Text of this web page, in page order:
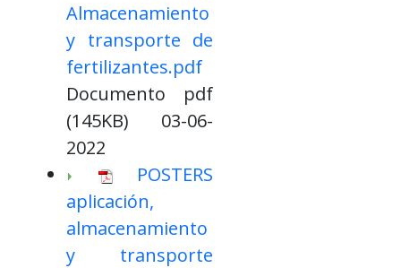
Almacenamiento
y transporte de
fertilizantes.pdf
Documento pdf
(145KB) 03-06-
2022
POSTERS
aplicación,
almacenamiento
y transporte